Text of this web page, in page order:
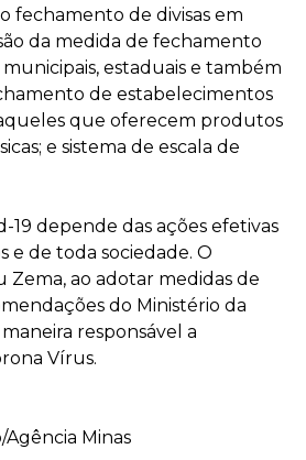
fechamento de divisas em
da medida de fechamento
municipais, estaduais e também
de estabelecimentos
que oferecem produtos
e sistema de escala de
19 depende das ações efetivas
e de toda sociedade. O
Zema, ao adotar medidas de
do Ministério da
responsável a
Vírus.
Minas